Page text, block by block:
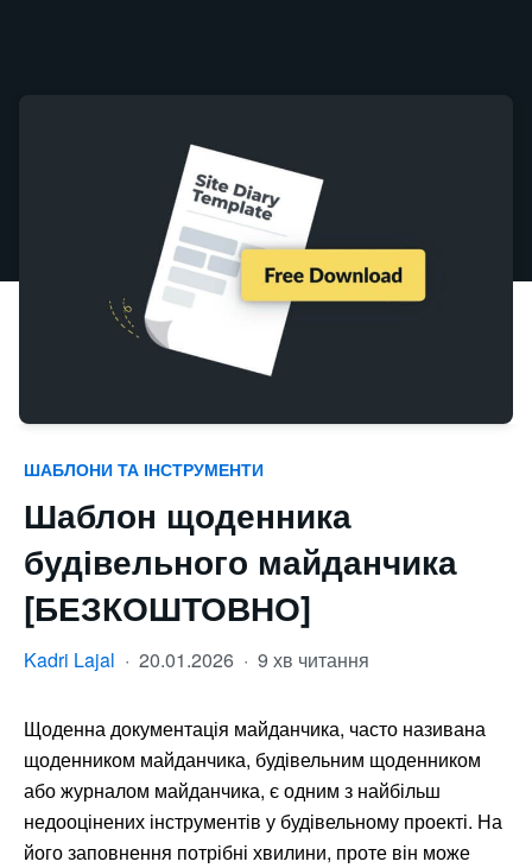
ШАБЛОНИ ТА ІНСТРУМЕНТИ
Шаблон щоденника
будівельного майданчика
[БЕЗКОШТОВНО]
Kadri Lajal · 20.01.2026 · 9 хв читання
Щоденна документація майданчика, часто називана
щоденником майданчика, будівельним щоденником
або журналом майданчика, є одним з найбільш
недооцінених інструментів у будівельному проекті. На
його заповнення потрібні хвилини, проте він може